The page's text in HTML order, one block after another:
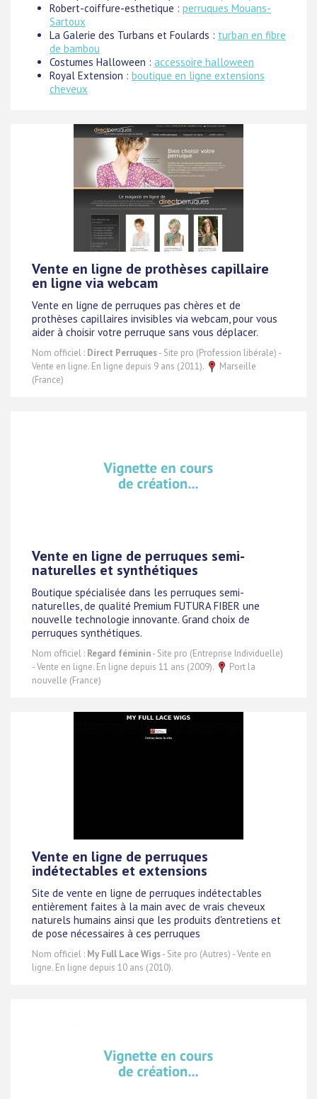
Robert-coiffure-esthetique : perruques Mouans-
Sartoux
La Galerie des Turbans et Foulards : turban en fibre
de bambou
Costumes Halloween : accessoire halloween
Royal Extension : boutique en ligne extensions
cheveux
Vente en ligne de prothèses capillaire
en ligne via webcam
Vente en ligne de perruques pas chères et de
prothèses capillaires invisibles via webcam, pour vous
aider à choisir votre perruque sans vous déplacer.
Nom officiel : Direct Perruques- Site pro (Profession libérale) -
Vente en ligne. En ligne depuis 9 ans (2011).
Marseille
(France)
Vente en ligne de perruques semi-
naturelles et synthétiques
Boutique spécialisée dans les perruques semi-
naturelles, de qualité Premium FUTURA FIBER une
nouvelle technologie innovante. Grand choix de
perruques synthétiques.
Nom officiel : Regard féminin- Site pro (Entreprise Individuelle)
- Vente en ligne. En ligne depuis 11 ans (2009).
Port la
nouvelle (France)
Vente en ligne de perruques
indétectables et extensions
Site de vente en ligne de perruques indétectables
entièrement faites à la main avec de vrais cheveux
naturels humains ainsi que les produits d'entretiens et
de pose nécessaires à ces perruques
Nom officiel : My Full Lace Wigs- Site pro (Autres) - Vente en
ligne. En ligne depuis 10 ans (2010).